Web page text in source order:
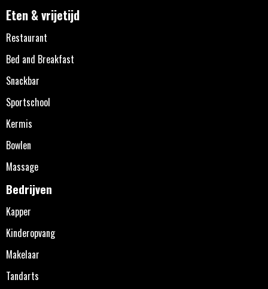
Eten & vrijetijd
Restaurant
Bed and Breakfast
Snackbar
Sportschool
Kermis
Bowlen
Massage
Bedrijven
Kapper
Kinderopvang
Makelaar
Tandarts